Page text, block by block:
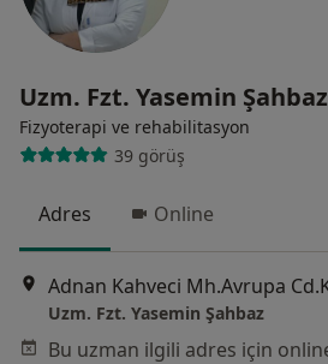
Uzm. Fzt. Yasemin Şahbaz
Fizyoterapi ve rehabilitasyon
39 görüş
Adres Online
Uzm. Fzt. Yasemin Şahbaz